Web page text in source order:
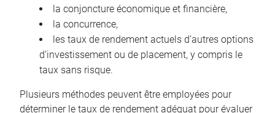
la conjoncture économique et financière,
la concurrence,
les taux de rendement actuels d’autres options
d’investissement ou de placement, y compris le
taux sans risque.
Plusieurs méthodes peuvent être employées pour
déterminer le taux de rendement adéquat pour évaluer